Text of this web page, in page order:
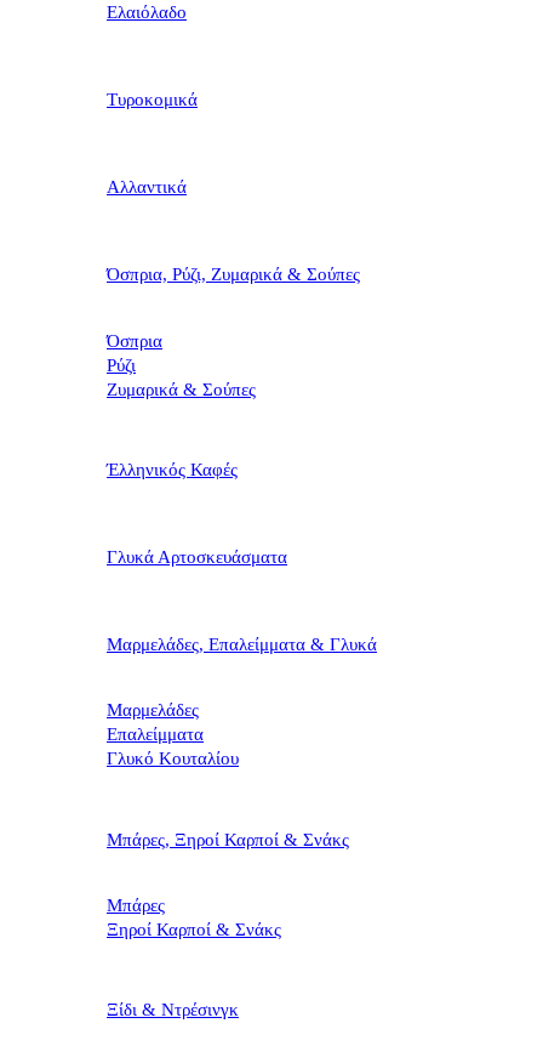
Ελαιόλαδο
Τυροκομικά
Αλλαντικά
Όσπρια, Ρύζι, Ζυμαρικά & Σούπες
Όσπρια
Ρύζι
Ζυμαρικά & Σούπες
Έλληνικός Καφές
Γλυκά Αρτοσκευάσματα
Μαρμελάδες, Επαλείμματα & Γλυκά
Μαρμελάδες
Επαλείμματα
Γλυκό Κουταλίου
Μπάρες, Ξηροί Καρποί & Σνάκς
Μπάρες
Ξηροί Καρποί & Σνάκς
Ξίδι & Ντρέσινγκ